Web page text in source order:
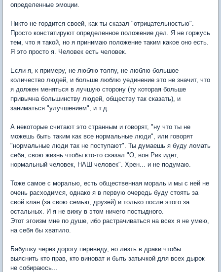
определенные эмоции.
Никто не гордится своей, как ты сказал "отрицательностью".
Просто констатируют определенное положение дел. Я не горжусь
тем, что я такой, но я принимаю положение таким какое оно есть.
Я это просто я. Человек есть человек.
Если я, к примеру, не люблю толпу, не люблю большое
количество людей, и больше люблю уединение это не значит, что
я должен меняться в лучшую сторону (ту которая больше
привычна большинству людей, обществу так сказать), и
заниматься "улучшением", и т.д.
А некоторые считают это странным и говорят, "ну что ты не
можешь быть таким как все нормальные люди", или говорят
"нормальные люди так не поступают". Ты думаешь я буду ломать
себя, свою жизнь чтобы кто-то сказал "О, вон Рик идет,
нормальный человек, НАШ человек". Хрен... и не подумаю.
Тоже самое с моралью, есть общественная мораль и мы с ней не
очень расходимся, однако я в первую очередь буду стоять за
свой клан (за свою семью, друзей) и только после этого за
остальных. И я не вижу в этом ничего постыдного.
Этот эгоизм мне по душе, ибо растрачиваться на всех я не умею,
на себя бы хватило.
Бабушку через дорогу переведу, но лезть в драки чтобы
выяснить кто прав, кто виноват и быть затычкой для всех дырок
не собираюсь...